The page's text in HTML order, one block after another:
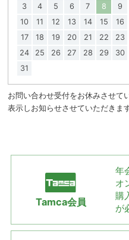
3
4 5 6 7 8
9
10
11 12 13 14 15
16
17
18 19 20 21 22
23
24
25 26 27 28 29
30
31
お問い合わせ受付をお休みさせて
表示しお知らせさせていただきます
Tamca会員
年
オ
購
が